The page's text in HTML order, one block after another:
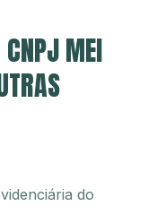
CNPJ MEI
do